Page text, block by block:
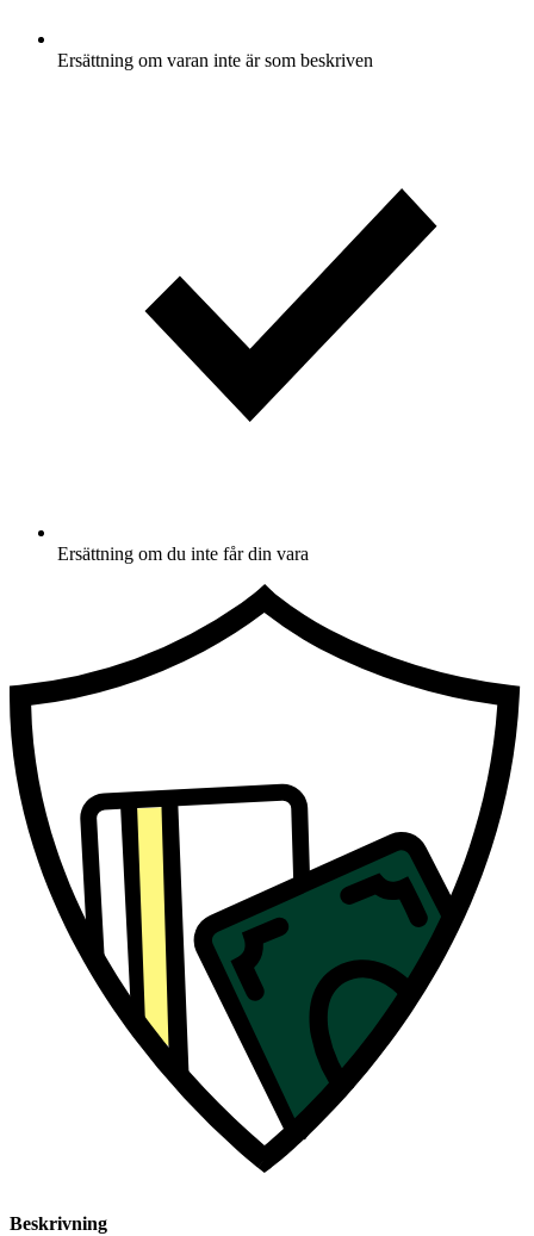
Ersättning om varan inte är som beskriven
Ersättning om du inte får din vara
Beskrivning